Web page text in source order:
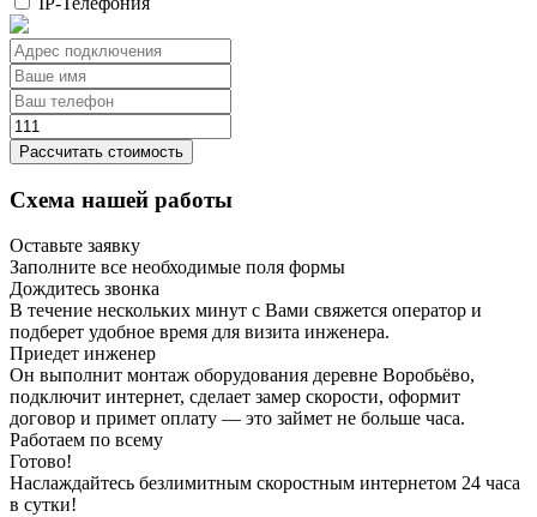
Рассчитать стоимость
Схема нашей работы
Оставьте заявку
Заполните все необходимые поля формы
Дождитесь звонка
В течение нескольких минут с Вами свяжется оператор и
подберет удобное время для визита инженера.
Приедет инженер
Он выполнит монтаж оборудования деревне Воробьёво,
подключит интернет, сделает замер скорости, оформит
договор и примет оплату — это займет не больше часа.
Работаем по всему
Готово!
Наслаждайтесь безлимитным скоростным интернетом 24 часа
в сутки!